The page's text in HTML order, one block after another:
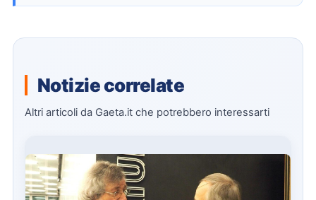
Notizie correlate
Altri articoli da Gaeta.it che potrebbero interessarti